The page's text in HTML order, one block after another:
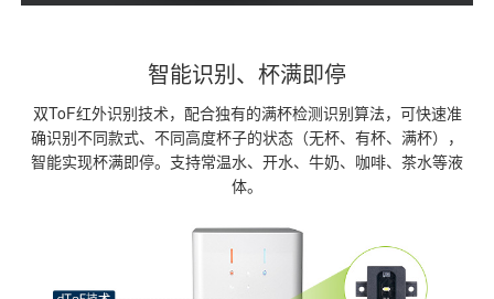
智能识别、杯满即停
双ToF红外识别技术，配合独有的满杯检测识别算法，可快速准
确识别不同款式、不同高度杯子的状态（无杯、有杯、满杯），
智能实现杯满即停。支持常温水、开水、牛奶、咖啡、茶水等液
体。